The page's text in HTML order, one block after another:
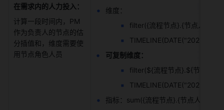
在需求内的人力投入：
计算一段时间内，PM
作为负责人的节点的估
分插值和，维度需要使
用节点角色人员
维度：
filter({流程节点}.{节点人员}.{
TIMELINE(DATE("2023-01-
可复制维度：
filter(${流程节点}.${节点人
TIMELINE(DATE("2023-01-
指标：sum({流程节点}.{节点人员}.{